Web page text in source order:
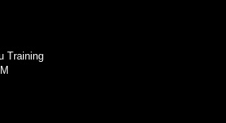
Training